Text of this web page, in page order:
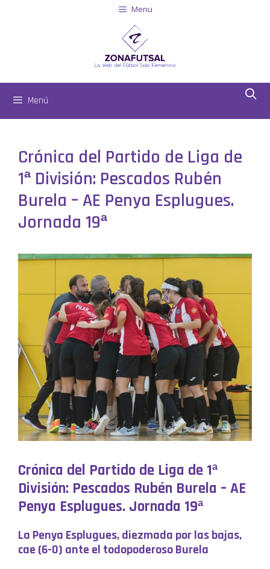
Menu
Menú
Crónica del Partido de Liga de
1ª División: Pescados Rubén
Burela – AE Penya Esplugues.
Jornada 19ª
Crónica del Partido de Liga de 1ª
División: Pescados Rubén Burela – AE
Penya Esplugues. Jornada 19ª
La Penya Esplugues, diezmada por las bajas,
cae (6-0) ante el todopoderoso Burela